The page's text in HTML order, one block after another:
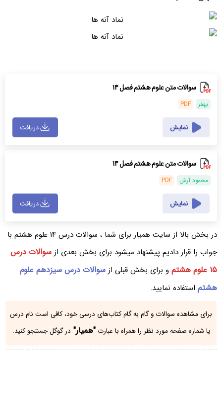
سوالات متن علوم هشتم فصل ۱۴
بهفر PDF
نمایش دریافت
سوالات متن علوم هشتم فصل ۱۴
محمود آرش PDF
نمایش دریافت
در بخش بالا از سایت همیار برای شما ، سوالات درس ۱۴ علوم هشتم با
جواب را قرار دادیم پیشنهاد میشود برای بخش بعدی از سوالات درس
۱۵ علوم هشتم
و برای بخش قبلی از سوالات درس سیزدهم علوم
هشتم استفاده نمایید.
برای مشاهده سوالات و گام به گام کتاب‌های درسی خود، کافی است نام درس
یا شماره صفحه مورد نظر را همراه با عبارت"همیار" در گوگل جستجو کنید.